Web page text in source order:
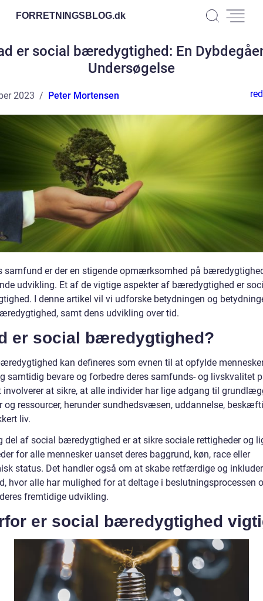
FORRETNINGSBLOG.dk
er social bæredygtighed: En
Undersøgelse
2023 Peter Mortensen
samfund er der en stigende opmærksomhed på
udvikling. Et af de vigtige aspekter af bæredygtighed er
I denne artikel vil vi udforske betydningen og
samt dens udvikling over tid.
er social bæredygtighed?
kan defineres som evnen til at opfylde
samtidig bevare og forbedre deres samfunds- og livskvalitet
involverer at sikre, at alle individer har lige adgang til
og ressourcer, herunder sundhedsvæsen, uddannelse,
liv.
del af social bæredygtighed er at sikre sociale rettigheder og
for alle mennesker uanset deres baggrund, køn, race eller
status. Det handler også om at skabe retfærdige og
hvor alle har mulighed for at deltage i beslutningsprocessen
fremtidige udvikling.
er social bæredygtighed